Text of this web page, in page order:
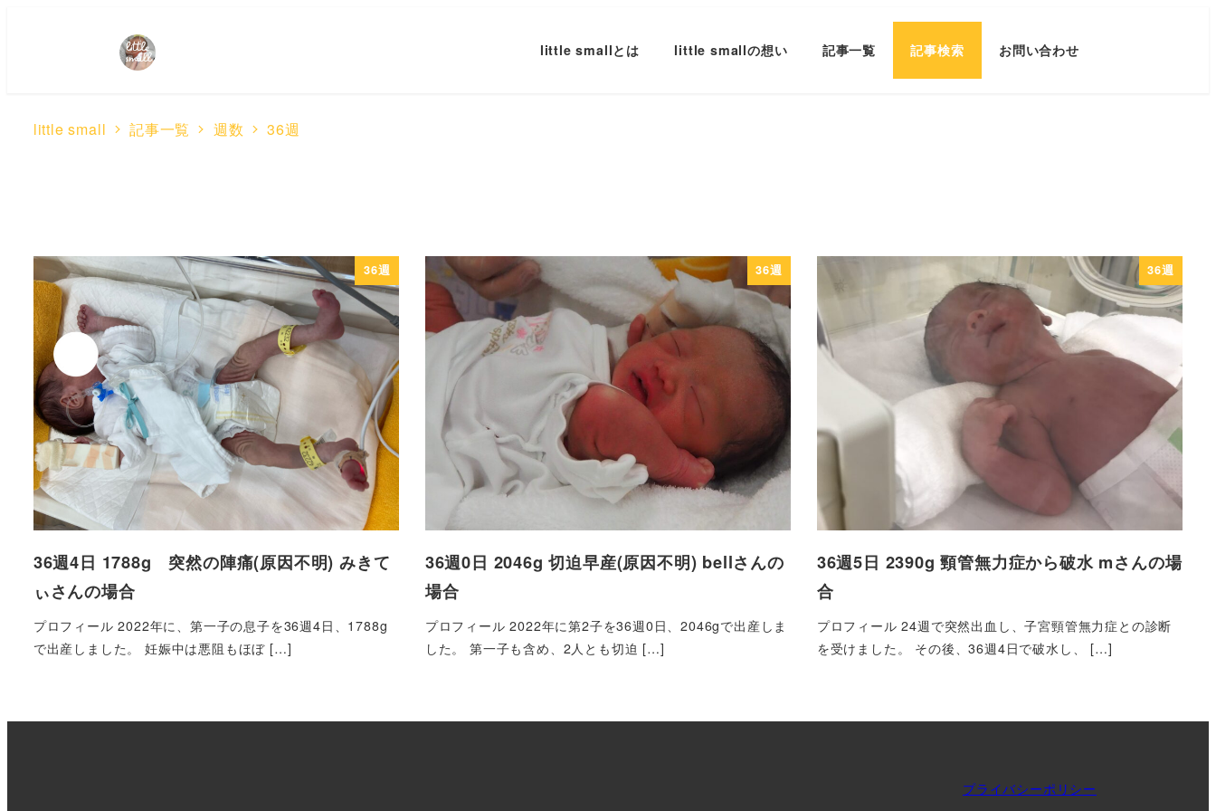
little smallとは little smallの想い 記事一覧 記事検索 お問い合わせ
little small 記事一覧 週数 36週
36週
36週4日 1788g 突然の陣痛(原因不明) みきて
ぃさんの場合
プロフィール 2022年に、第一子の息子を36週4日、1788g
で出産しました。 妊娠中は悪阻もほぼ […]
36週
36週0日 2046g 切迫早産(原因不明) bellさんの
場合
プロフィール 2022年に第2子を36週0日、2046gで出産しま
した。 第一子も含め、2人とも切迫 […]
36週
36週5日 2390g 頸管無力症から破水 mさんの場
合
プロフィール 24週で突然出血し、子宮頸管無力症との診断
を受けました。 その後、36週4日で破水し、 […]
プライバシーポリシー